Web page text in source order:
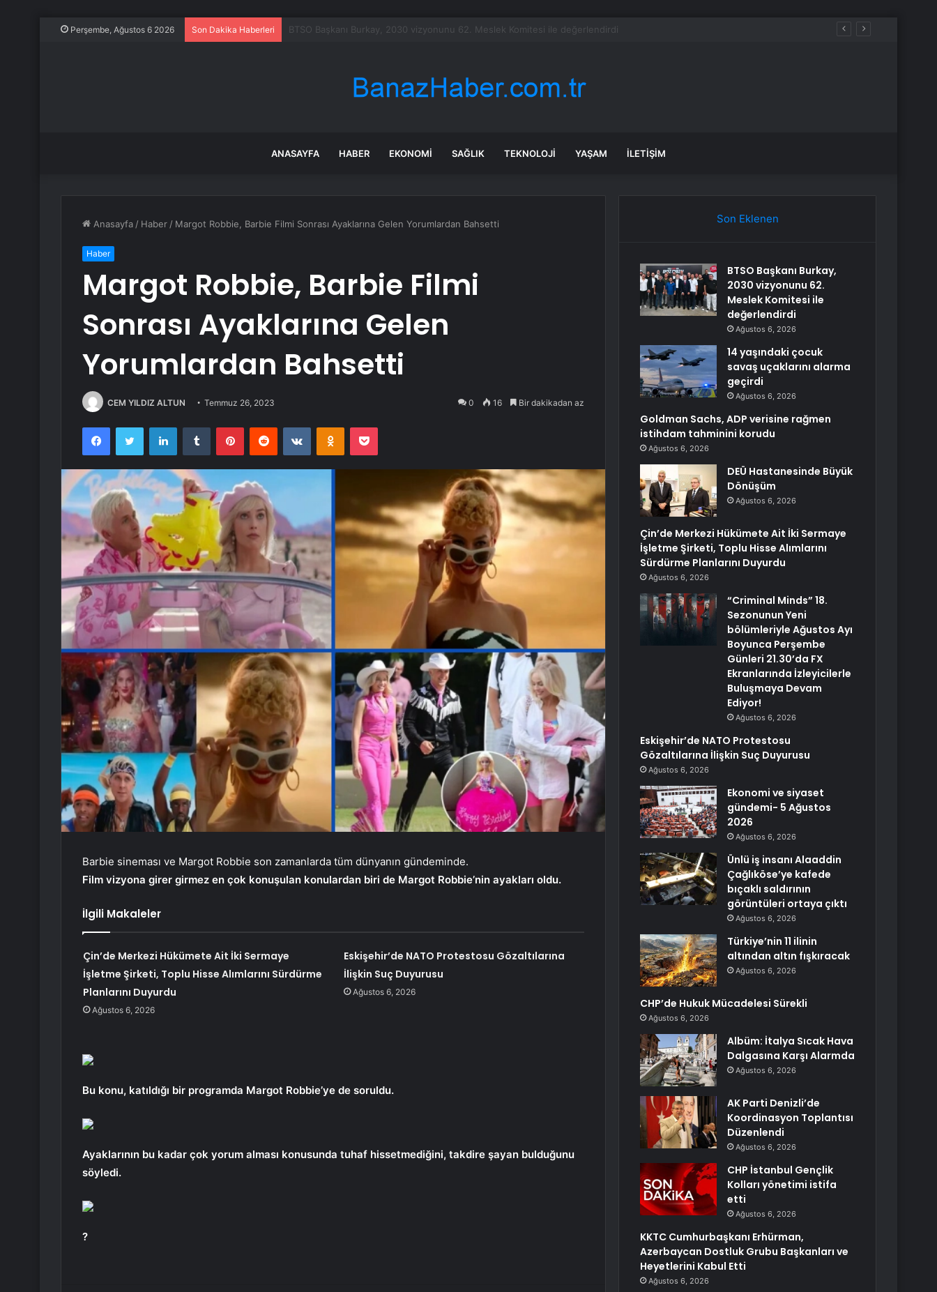
Perşembe, Ağustos 6 2026 Son Dakika Haberleri 14 yaşındaki çocuk savaş uçaklarını alarma geçirdi
ANASAYFA HABER EKONOMI SAĞLIK TEKNOLOJI YAŞAM İLETIŞIM
Anasayfa / Haber / Margot Robbie, Barbie Filmi Sonrası Ayaklarına Gelen Yorumlardan Bahsetti
Haber
Margot Robbie, Barbie Filmi
Sonrası Ayaklarına Gelen
Yorumlardan Bahsetti
CEM YILDIZ ALTUN Temmuz 26, 2023 0 16 Bir dakikadan az
FacebookTwitter LinkedInTumblr PinterestReddit VKontakteOdnoklassniki
Pocket
Barbie sineması ve Margot Robbie son zamanlarda tüm dünyanın gündeminde.
Film vizyona girer girmez en çok konuşulan konulardan biri de Margot Robbie’nin ayakları oldu.
İlgili Makaleler
Çin’de Merkezi Hükümete Ait İki Sermaye
İşletme Şirketi, Toplu Hisse Alımlarını Sürdürme
Planlarını Duyurdu
Ağustos 6, 2026
Eskişehir’de NATO Protestosu Gözaltılarına
İlişkin Suç Duyurusu
Ağustos 6, 2026
Bu konu, katıldığı bir programda Margot Robbie’ye de soruldu.
Ayaklarının bu kadar çok yorum alması konusunda tuhaf hissetmediğini, takdire şayan bulduğunu
söyledi.
?
Son Eklenen
BTSO Başkanı Burkay,
2030 vizyonunu 62.
Meslek Komitesi ile
değerlendirdi
Ağustos 6, 2026
14 yaşındaki çocuk
savaş uçaklarını alarma
geçirdi
Ağustos 6, 2026
Goldman Sachs, ADP verisine rağmen
istihdam tahminini korudu
Ağustos 6, 2026
DEÜ Hastanesinde Büyük
Dönüşüm
Ağustos 6, 2026
Çin’de Merkezi Hükümete Ait İki Sermaye
İşletme Şirketi, Toplu Hisse Alımlarını
Sürdürme Planlarını Duyurdu
Ağustos 6, 2026
“Criminal Minds” 18.
Sezonunun Yeni
bölümleriyle Ağustos Ayı
Boyunca Perşembe
Günleri 21.30’da FX
Ekranlarında İzleyicilerle
Buluşmaya Devam
Ediyor!
Ağustos 6, 2026
Eskişehir’de NATO Protestosu
Gözaltılarına İlişkin Suç Duyurusu
Ağustos 6, 2026
Ekonomi ve siyaset
gündemi- 5 Ağustos
2026
Ağustos 6, 2026
Ünlü iş insanı Alaaddin
Çağlıköse’ye kafede
bıçaklı saldırının
görüntüleri ortaya çıktı
Ağustos 6, 2026
Türkiye’nin 11 ilinin
altından altın fışkıracak
Ağustos 6, 2026
CHP’de Hukuk Mücadelesi Sürekli
Ağustos 6, 2026
Albüm: İtalya Sıcak Hava
Dalgasına Karşı Alarmda
Ağustos 6, 2026
AK Parti Denizli’de
Koordinasyon Toplantısı
Düzenlendi
Ağustos 6, 2026
CHP İstanbul Gençlik
Kolları yönetimi istifa
etti
Ağustos 6, 2026
KKTC Cumhurbaşkanı Erhürman,
Azerbaycan Dostluk Grubu Başkanları ve
Heyetlerini Kabul Etti
Ağustos 6, 2026